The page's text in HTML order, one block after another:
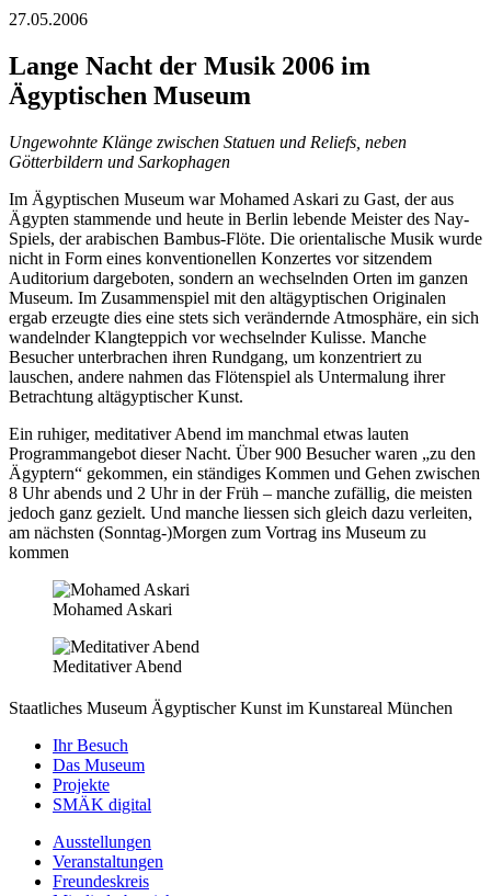
27.05.2006
Lange Nacht der Musik 2006 im
Ägyptischen Museum
Ungewohnte Klänge zwischen Statuen und Reliefs, neben
Götterbildern und Sarkophagen
Im Ägyptischen Museum war Mohamed Askari zu Gast, der aus
Ägypten stammende und heute in Berlin lebende Meister des Nay-
Spiels, der arabischen Bambus-Flöte. Die orientalische Musik wurde
nicht in Form eines konventionellen Konzertes vor sitzendem
Auditorium dargeboten, sondern an wechselnden Orten im ganzen
Museum. Im Zusammenspiel mit den altägyptischen Originalen
ergab erzeugte dies eine stets sich verändernde Atmosphäre, ein sich
wandelnder Klangteppich vor wechselnder Kulisse. Manche
Besucher unterbrachen ihren Rundgang, um konzentriert zu
lauschen, andere nahmen das Flötenspiel als Untermalung ihrer
Betrachtung altägyptischer Kunst.
Ein ruhiger, meditativer Abend im manchmal etwas lauten
Programmangebot dieser Nacht. Über 900 Besucher waren „zu den
Ägyptern“ gekommen, ein ständiges Kommen und Gehen zwischen
8 Uhr abends und 2 Uhr in der Früh – manche zufällig, die meisten
jedoch ganz gezielt. Und manche liessen sich gleich dazu verleiten,
am nächsten (Sonntag-)Morgen zum Vortrag ins Museum zu
kommen
Mohamed Askari
Meditativer Abend
Staatliches Museum Ägyptischer Kunst im Kunstareal München
Ihr Besuch
Das Museum
Projekte
SMÄK digital
Ausstellungen
Veranstaltungen
Freundeskreis